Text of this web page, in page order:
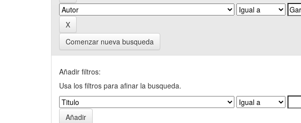
Comenzar nueva busqueda
Añadir filtros:
Usa los filtros para afinar la busqueda.